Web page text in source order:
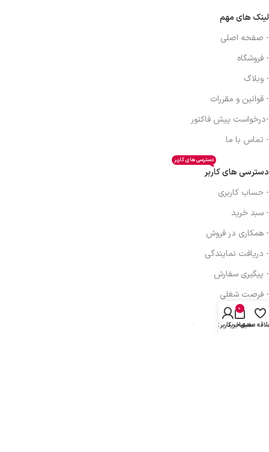
لینک های مهم
- صفحه اصلی
- فروشگاه
- وبلاگ
- قوانین و مقررات
-درخواست پیش فاکتور
- تماس با ما
دسترسی های کاربر
دسترسی های کاربر
- حساب کاربری
- سبد خرید
- همکاری در فروش
- دریافت نمایندگی
- پیگیری سفارش
- فرصت شغلی
مندی
0
سبد خرید
حساب کاربری من